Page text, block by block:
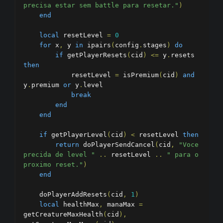
precisa estar sem battle para resetar." )
end
local resetLevel = 0
for x , y in ipairs ( config . stages )
do
if getPlayerResets ( cid ) <= y .
then
            resetLevel
= isPremium( cid )
and
y . premium or y . level
break
end
end
if getPlayerLevel ( cid ) < resetLevel then
return doPlayerSendCancel ( cid ,
"Voce
precida de level "
.. resetLevel ..
" para o
proximo reset." )
end
    doPlayerAddResets
( cid , 1 )
local
healthMax , manaMax =
getCreatureMaxHealth ( cid ),